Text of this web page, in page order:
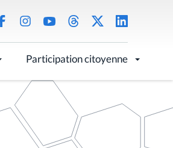
Participation citoyenne